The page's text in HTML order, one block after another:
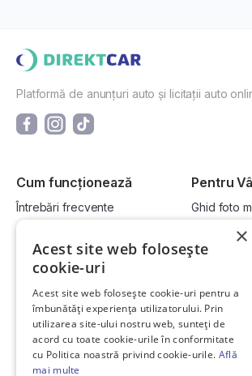
Platformă de anunțuri auto și licitații auto
Cum funcționează
Întrebări frecvente
Cum vând la licitație?
Pentru
Ghid foto
Vinde-ți
Devino
Link-uri utile
Informații utile vizionare
Contact
Soluționarea Online a litigiilor
Compania
Termeni și
Termeni și
Politică
×
Acest site web folosește
cookie-uri
Acest site web folosește cookie-uri pentru a
îmbunătăți experiența utilizatorului. Prin
utilizarea site-ului nostru web, sunteți de
acord cu toate cookie-urile în conformitate
cu Politica noastră privind cookie-urile. Află
mai multe